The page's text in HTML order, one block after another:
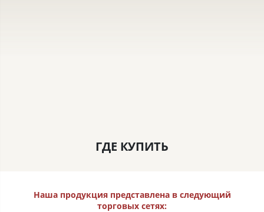
ГДЕ КУПИТЬ
Наша продукция представлена в следующий
торговых сетях: